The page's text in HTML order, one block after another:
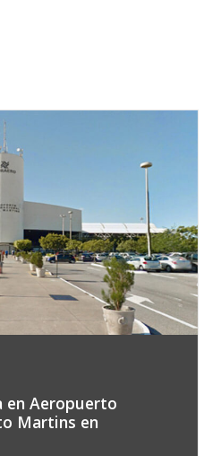
en Aeropuerto
Martins en